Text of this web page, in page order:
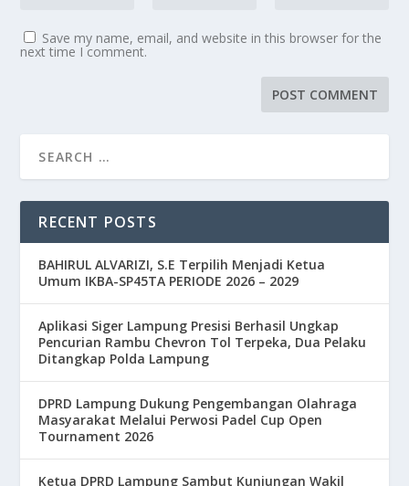
Save my name, email, and website in this browser for the
next time I comment.
RECENT POSTS
BAHIRUL ALVARIZI, S.E Terpilih Menjadi Ketua
Umum IKBA-SP45TA PERIODE 2026 – 2029
Aplikasi Siger Lampung Presisi Berhasil Ungkap
Pencurian Rambu Chevron Tol Terpeka, Dua Pelaku
Ditangkap Polda Lampung
DPRD Lampung Dukung Pengembangan Olahraga
Masyarakat Melalui Perwosi Padel Cup Open
Tournament 2026
Ketua DPRD Lampung Sambut Kunjungan Wakil